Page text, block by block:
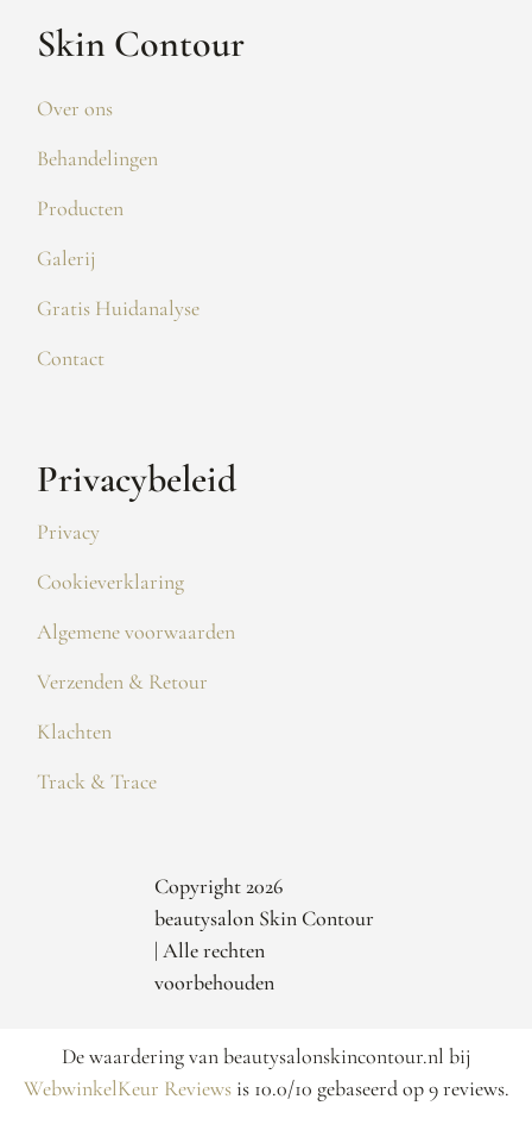
Skin Contour
Over ons
Behandelingen
Producten
Galerij
Gratis Huidanalyse
Contact
Privacybeleid
Privacy
Cookieverklaring
Algemene voorwaarden
Verzenden & Retour
Klachten
Track & Trace
Copyright 2026
beautysalon Skin Contour
| Alle rechten
voorbehouden
De waardering van beautysalonskincontour.nl bij
WebwinkelKeur Reviewsis 10.0/10 gebaseerd op 9 reviews.